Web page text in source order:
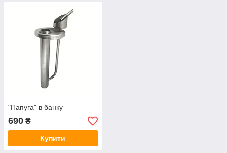
"Папуга" в банку
690 ₴
Купити